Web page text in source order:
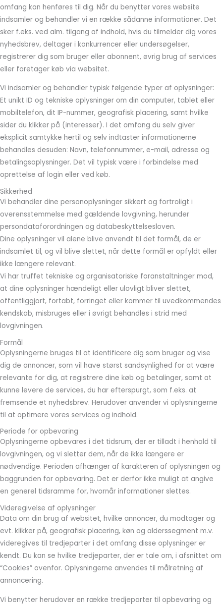
omfang kan henføres til dig. Når du benytter vores website
indsamler og behandler vi en række sådanne informationer. Det
sker f.eks. ved alm. tilgang af indhold, hvis du tilmelder dig vores
nyhedsbrev, deltager i konkurrencer eller undersøgelser,
registrerer dig som bruger eller abonnent, øvrig brug af services
eller foretager køb via websitet.
Vi indsamler og behandler typisk følgende typer af oplysninger:
Et unikt ID og tekniske oplysninger om din computer, tablet eller
mobiltelefon, dit IP-nummer, geografisk placering, samt hvilke
sider du klikker på (interesser). I det omfang du selv giver
eksplicit samtykke hertil og selv indtaster informationerne
behandles desuden: Navn, telefonnummer, e-mail, adresse og
betalingsoplysninger. Det vil typisk være i forbindelse med
oprettelse af login eller ved køb.
Sikkerhed
Vi behandler dine personoplysninger sikkert og fortroligt i
overensstemmelse med gældende lovgivning, herunder
persondataforordningen og databeskyttelsesloven.
Dine oplysninger vil alene blive anvendt til det formål, de er
indsamlet til, og vil blive slettet, når dette formål er opfyldt eller
ikke længere relevant.
Vi har truffet tekniske og organisatoriske foranstaltninger mod,
at dine oplysninger hændeligt eller ulovligt bliver slettet,
offentliggjort, fortabt, forringet eller kommer til uvedkommendes
kendskab, misbruges eller i øvrigt behandles i strid med
lovgivningen.
Formål
Oplysningerne bruges til at identificere dig som bruger og vise
dig de annoncer, som vil have størst sandsynlighed for at være
relevante for dig, at registrere dine køb og betalinger, samt at
kunne levere de services, du har efterspurgt, som f.eks. at
fremsende et nyhedsbrev. Herudover anvender vi oplysningerne
til at optimere vores services og indhold.
Periode for opbevaring
Oplysningerne opbevares i det tidsrum, der er tilladt i henhold til
lovgivningen, og vi sletter dem, når de ikke længere er
nødvendige. Perioden afhænger af karakteren af oplysningen og
baggrunden for opbevaring. Det er derfor ikke muligt at angive
en generel tidsramme for, hvornår informationer slettes.
Videregivelse af oplysninger
Data om din brug af websitet, hvilke annoncer, du modtager og
evt. klikker på, geografisk placering, køn og alderssegment m.v.
videregives til tredjeparter i det omfang disse oplysninger er
kendt. Du kan se hvilke tredjeparter, der er tale om, i afsnittet om
“Cookies” ovenfor. Oplysningerne anvendes til målretning af
annoncering.
Vi benytter herudover en række tredjeparter til opbevaring og